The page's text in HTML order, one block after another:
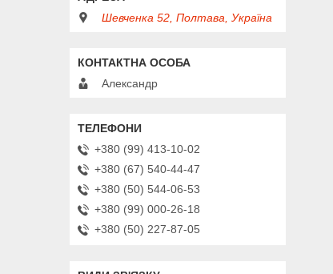
Шевченка 52, Полтава, Україна
Александр
+380 (99) 413-10-02
+380 (67) 540-44-47
+380 (50) 544-06-53
+380 (99) 000-26-18
+380 (50) 227-87-05